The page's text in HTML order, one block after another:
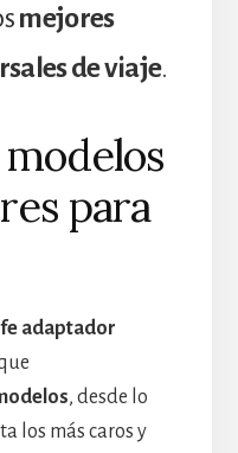
mejores
de viaje.
para
adaptador
, desde lo
los más caros y